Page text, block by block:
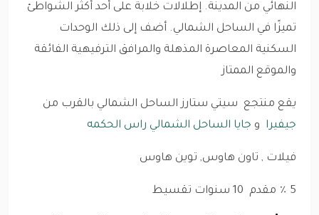
النهائي من المدينة. إطلالات خلابة على أحد أكثر الشواطئ
تميزًا في الساحل الشمالي. أضف إلى ذلك الوحدات
السكنية المعاصرة المذهلة والمرافق الترفيهية الفائقة
والموقع الممتاز
يقع منتجع سيتي ستارز الساحل الشمالي بالقرب من
جيفيرا و جايا الساحل الشمالي راس الحكمه
فيلات , تاون هاوس, توين هاوس
5 ٪ مقدم 10 سنوات تقسيط